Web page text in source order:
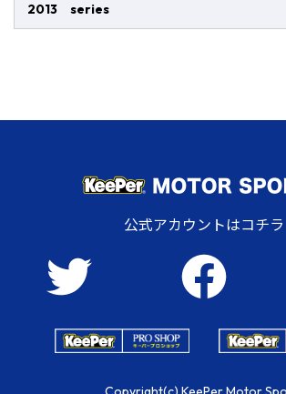
2013 series
公式アカウントはコチラ